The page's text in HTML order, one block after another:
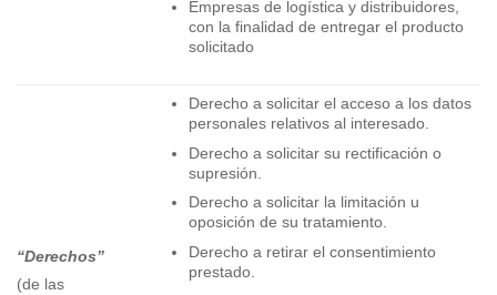
Empresas de logística y distribuidores,
con la finalidad de entregar el producto
solicitado
“Derechos”
(de las
Derecho a solicitar el acceso a los datos
personales relativos al interesado.
Derecho a solicitar su rectificación o
supresión.
Derecho a solicitar la limitación u
oposición de su tratamiento.
Derecho a retirar el consentimiento
prestado.